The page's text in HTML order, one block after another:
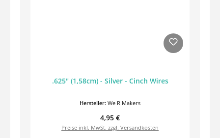
.625" (1,58cm) - Silver - Cinch Wires
Hersteller: We R Makers
Regulärer Preis:
4,95 €
Preise inkl. MwSt. zzgl. Versandkosten